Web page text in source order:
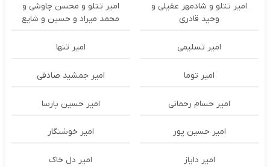
امیر تتلو و شادمهر عقیلی و
وحید قادری
امیر تتلو و محسن چاوشی و
محمد میراد و حسین و شایع
امیر تسلیمی امیر تنها
امیر توما امیر جمشید صادقی
امیر حسام رحمانی امیر حسین پارسا
امیر حسین پور امیر خوشنگار
امیر دایاز امیر دل خاک